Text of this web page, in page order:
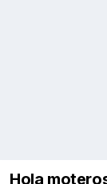
Hola